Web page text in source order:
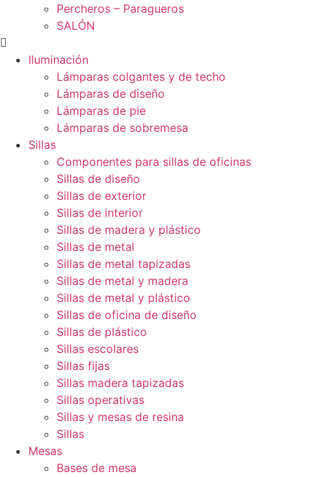
Percheros – Paragueros
SALÓN
Iluminación
Lámparas colgantes y de techo
Lámparas de diseño
Lámparas de pie
Lámparas de sobremesa
Sillas
Componentes para sillas de oficinas
Sillas de diseño
Sillas de exterior
Sillas de interior
Sillas de madera y plástico
Sillas de metal
Sillas de metal tapizadas
Sillas de metal y madera
Sillas de metal y plástico
Sillas de oficina de diseño
Sillas de plástico
Sillas escolares
Sillas fijas
Sillas madera tapizadas
Sillas operativas
Sillas y mesas de resina
Sillas
Mesas
Bases de mesa